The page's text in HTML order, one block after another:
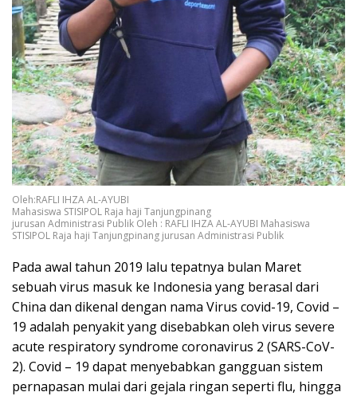
Oleh:RAFLI IHZA AL-AYUBI
Mahasiswa STISIPOL Raja haji Tanjungpinang
jurusan Administrasi Publik Oleh : RAFLI IHZA AL-AYUBI Mahasiswa
STISIPOL Raja haji Tanjungpinang jurusan Administrasi Publik
Pada awal tahun 2019 lalu tepatnya bulan Maret
sebuah virus masuk ke Indonesia yang berasal dari
China dan dikenal dengan nama Virus covid-19, Covid –
19 adalah penyakit yang disebabkan oleh virus severe
acute respiratory syndrome coronavirus 2 (SARS-CoV-
2). Covid – 19 dapat menyebabkan gangguan sistem
pernapasan mulai dari gejala ringan seperti flu, hingga